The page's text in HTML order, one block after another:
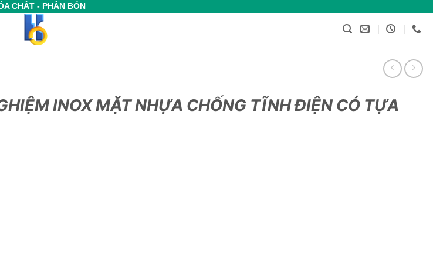
CHẤT - PHÂN BÓN
INOX MẶT NHỰA CHỐNG TĨNH ĐIỆN CÓ TỰA